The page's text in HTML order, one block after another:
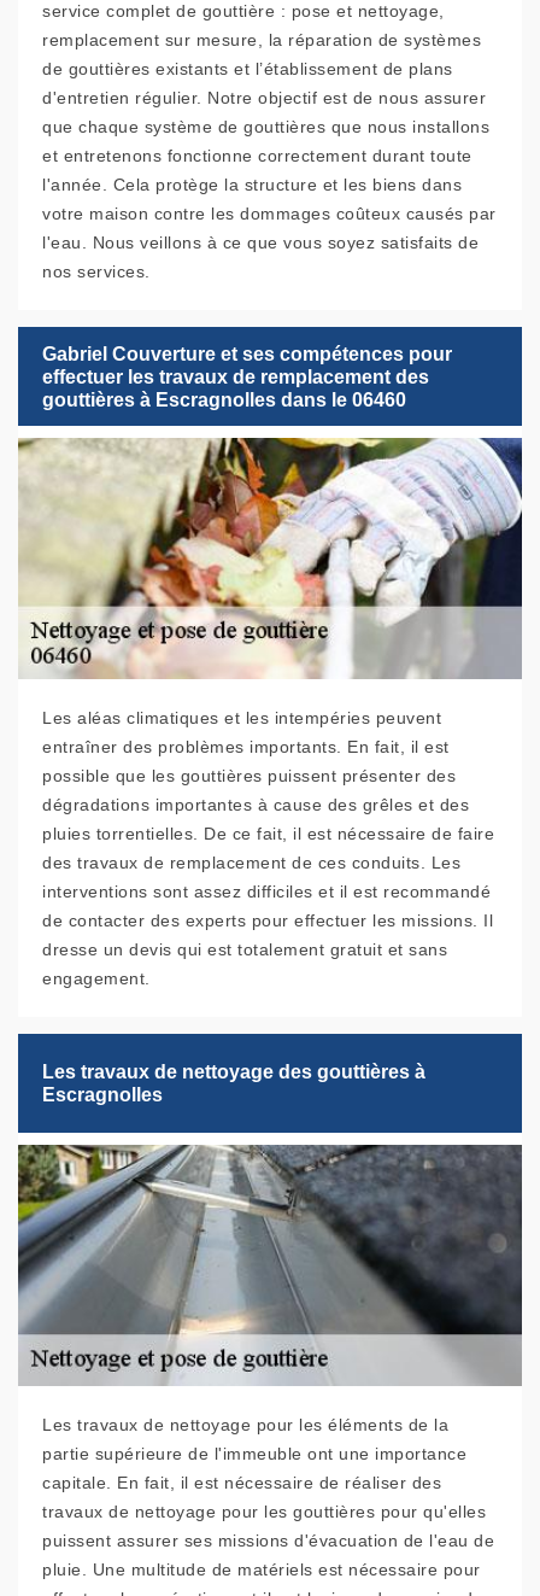
service complet de gouttière : pose et nettoyage,
remplacement sur mesure, la réparation de systèmes
de gouttières existants et l’établissement de plans
d'entretien régulier. Notre objectif est de nous assurer
que chaque système de gouttières que nous installons
et entretenons fonctionne correctement durant toute
l'année. Cela protège la structure et les biens dans
votre maison contre les dommages coûteux causés par
l'eau. Nous veillons à ce que vous soyez satisfaits de
nos services.
Gabriel Couverture et ses compétences pour
effectuer les travaux de remplacement des
gouttières à Escragnolles dans le 06460
Les aléas climatiques et les intempéries peuvent
entraîner des problèmes importants. En fait, il est
possible que les gouttières puissent présenter des
dégradations importantes à cause des grêles et des
pluies torrentielles. De ce fait, il est nécessaire de faire
des travaux de remplacement de ces conduits. Les
interventions sont assez difficiles et il est recommandé
de contacter des experts pour effectuer les missions. Il
dresse un devis qui est totalement gratuit et sans
engagement.
Les travaux de nettoyage des gouttières à
Escragnolles
Les travaux de nettoyage pour les éléments de la
partie supérieure de l'immeuble ont une importance
capitale. En fait, il est nécessaire de réaliser des
travaux de nettoyage pour les gouttières pour qu'elles
puissent assurer ses missions d'évacuation de l'eau de
pluie. Une multitude de matériels est nécessaire pour